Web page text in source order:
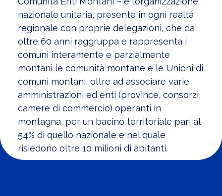
nazionale unitaria, presente in ogni realtà
regionale con proprie delegazioni, che da
oltre 60 anni raggruppa e rappresenta i
comuni interamente e parzialmente
montani le comunità montane e le Unioni di
comuni montani, oltre ad associare varie
amministrazioni ed enti (province, consorzi,
camere di commercio) operanti in
montagna, per un bacino territoriale pari al
54% di quello nazionale e nel quale
risiedono oltre 10 milioni di abitanti.